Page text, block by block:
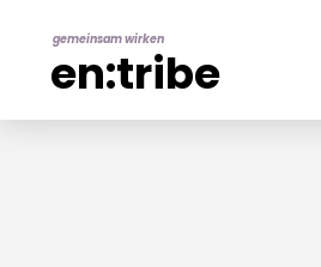
gemeinsam wirken
en:tribe